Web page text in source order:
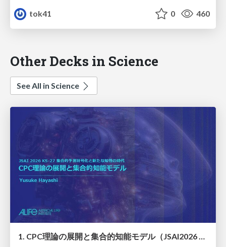
tok41
0 460
Other Decks in Science
See All in Science